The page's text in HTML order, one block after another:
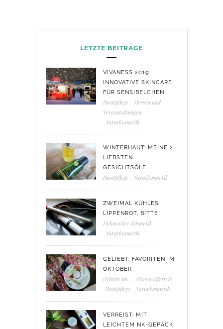
LETZTE BEITRÄGE
VIVANESS 2019:
INNOVATIVE SKINCARE
FÜR SENSIBELCHEN
Hautpflege,
Messen und
Veranstaltungen,
Naturkosmetik
WINTERHAUT: MEINE 2
LIEBSTEN
GESICHTSÖLE
Hautpflege, Naturkosmetik
ZWEIMAL KÜHLES
LIPPENROT, BITTE!
Dekorative Kosmetik
Naturkosmetik
GELIEBT: FAVORITEN IM
OKTOBER
Geliebt im... Green Lifestyle,
Hautpflege, Naturkosmetik
VERREIST: MIT
LEICHTEM NK-GEPÄCK